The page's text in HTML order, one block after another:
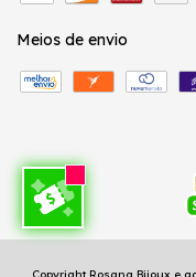
Meios de envio